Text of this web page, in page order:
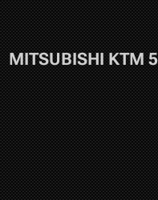
MITSUBISHI KTM